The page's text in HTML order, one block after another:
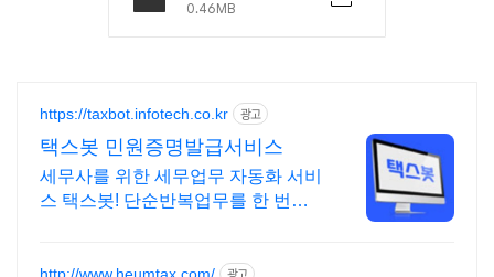
0.46MB
https://taxbot.infotech.co.kr 광고
택스봇 민원증명발급서비스
세무사를 위한 세무업무 자동화 서비
스 택스봇! 단순반복업무를 한 번에
http://www.heumtax.com/